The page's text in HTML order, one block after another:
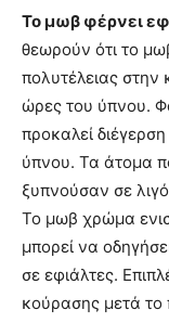
Το μωβ φέρνει
θεωρούν ότι το
πολυτέλειας στην
ώρες του ύπνου.
προκαλεί
ύπνου. Τα άτομα
ξυπνούσαν σε
Το μωβ χρώμα
μπορεί να
σε εφιάλτες.
κούρασης μετά